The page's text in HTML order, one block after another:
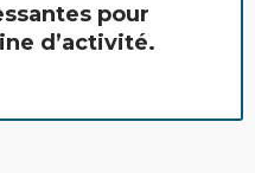
pour
d’activité.